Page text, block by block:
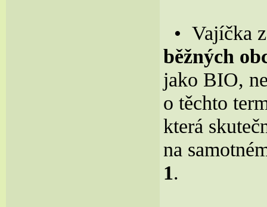
• Vajíčka
běžných
jako BIO,
o těchto
která
na
1.